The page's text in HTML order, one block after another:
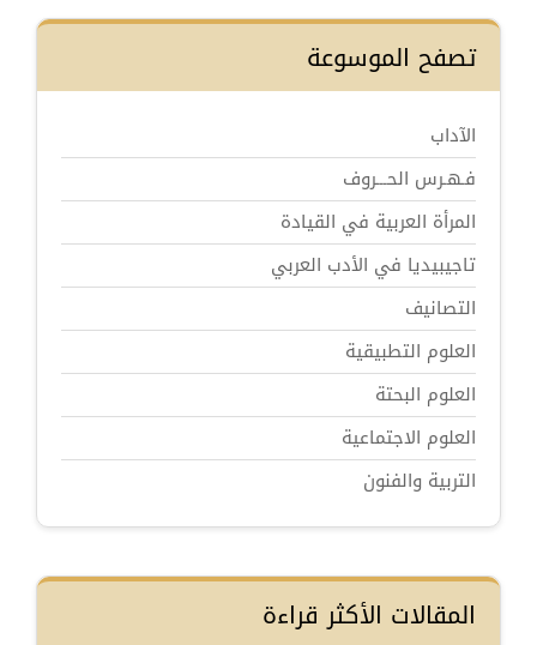
تصفح الموسوعة
الآداب
فـهـرس الحـــروف
المرأة العربية في القيادة
تاجيبيديا في الأدب العربي
التصانيف
العلوم التطبيقية
العلوم البحتة
العلوم الاجتماعية
التربية والفنون
المقالات الأكثر قراءة